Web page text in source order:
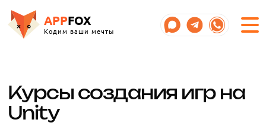
APPFOX
Кодим ваши мечты
Курсы создания игр на
Unity